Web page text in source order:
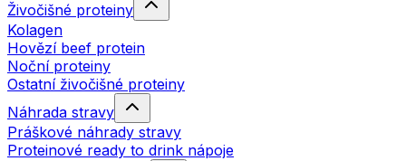
Živočišné proteiny
Kolagen
Hovězí beef protein
Noční proteiny
Ostatní živočišné proteiny
Náhrada stravy
Práškové náhrady stravy
Proteinové ready to drink nápoje